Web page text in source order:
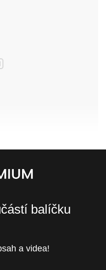
balíčku
a videa!